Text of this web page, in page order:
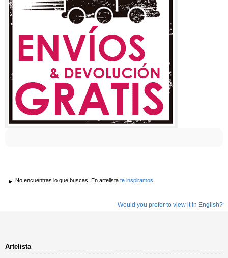
No encuentras lo que buscas. En artelista te inspiramos
Would you prefer to view it in English?
Artelista